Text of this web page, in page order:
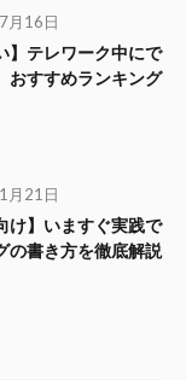
月16日
】テレワーク中にで
おすすめランキング
月21日
け】いますぐ実践で
の書き方を徹底解説